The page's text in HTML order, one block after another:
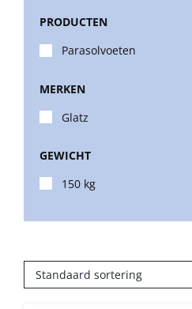
Stokparasols
Muurparasols
Snel leverbaar
PRODUCTEN
Parasolvoeten
MERKEN
Glatz
GEWICHT
150 kg